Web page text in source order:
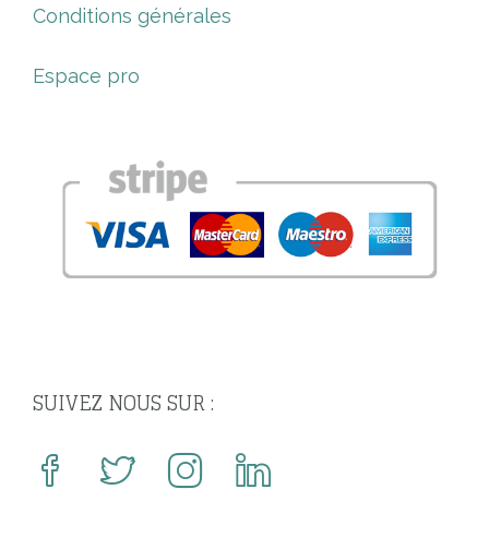
Conditions générales
Espace pro
SUIVEZ NOUS SUR :